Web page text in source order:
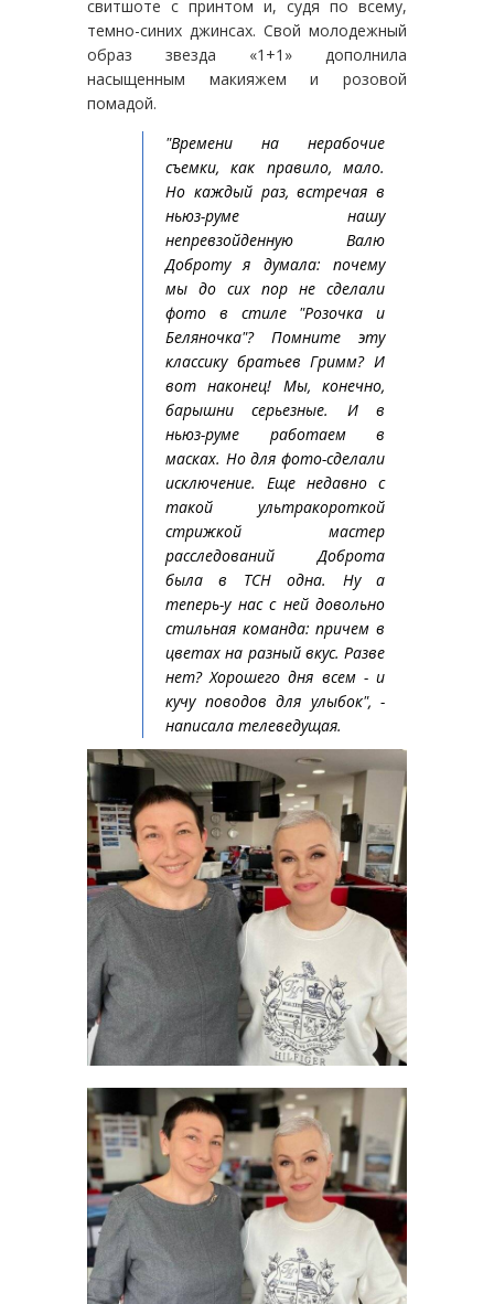
свитшоте с принтом и, судя по всему,
темно-синих джинсах. Свой молодежный
образ звезда «1+1» дополнила
насыщенным макияжем и розовой
помадой.
"Времени на нерабочие
съемки, как правило, мало.
Но каждый раз, встречая в
ньюз-руме нашу
непревзойденную Валю
Доброту я думала: почему
мы до сих пор не сделали
фото в стиле "Розочка и
Беляночка"? Помните эту
классику братьев Гримм? И
вот наконец! Мы, конечно,
барышни серьезные. И в
ньюз-руме работаем в
масках. Но для фото-сделали
исключение. Еще недавно с
такой ультракороткой
стрижкой мастер
расследований Доброта
была в ТСН одна. Ну а
теперь-у нас с ней довольно
стильная команда: причем в
цветах на разный вкус. Разве
нет? Хорошего дня всем - и
кучу поводов для улыбок", -
написала телеведущая.